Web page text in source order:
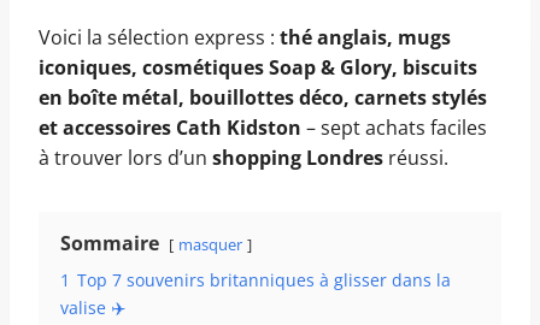
Voici la sélection express : thé anglais, mugs
iconiques, cosmétiques Soap & Glory, biscuits
en boîte métal, bouillottes déco, carnets stylés
et accessoires Cath Kidston – sept achats faciles
à trouver lors d’un shopping Londres réussi.
Sommaire masquer
1 Top 7 souvenirs britanniques à glisser dans la
valise ✈️